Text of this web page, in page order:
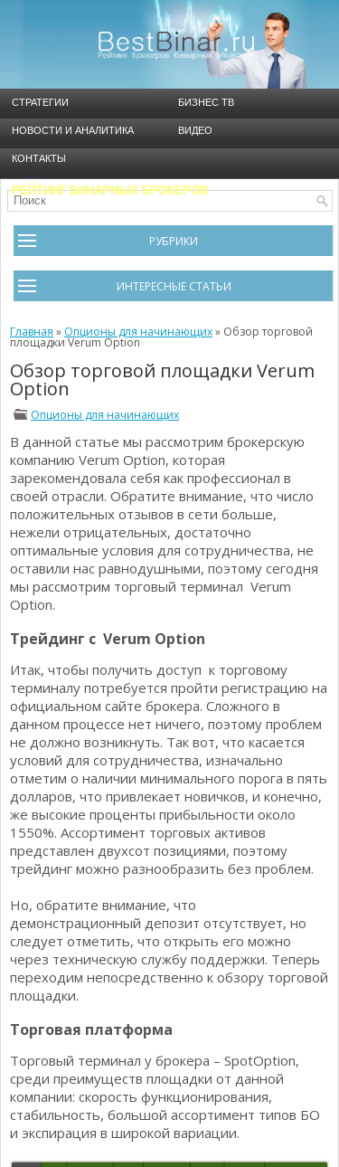
СТРАТЕГИИ БИЗНЕС ТВ
НОВОСТИ И АНАЛИТИКА ВИДЕО
КОНТАКТЫ
РЕЙТИНГ БИНАРНЫХ БРОКЕРОВ
РУБРИКИ
Брокеры
Видео
Инструменты
Новости и Аналитика
Общая информация
Определения
Опционы для начинающих
Стратегии
Торговля Kриптовалютой
ИНТЕРЕСНЫЕ СТАТЬИ
Черный список брокеров
Психологии трейдинга
Отзывы о бинарных опционах
Стратегии бинарных опционов
Добавить брокера в рейтинг
Главная » Опционы для начинающих» Обзор торговой
площадки Verum Option
Обзор торговой площадки Verum
Option
Опционы для начинающих
В данной статье мы рассмотрим брокерскую
компанию Verum Option, которая
зарекомендовала себя как профессионал в
своей отрасли. Обратите внимание, что число
положительных отзывов в сети больше,
нежели отрицательных, достаточно
оптимальные условия для сотрудничества, не
оставили нас равнодушными, поэтому сегодня
мы рассмотрим торговый терминал Verum
Option.
Трейдинг с Verum Option
Итак, чтобы получить доступ к торговому
терминалу потребуется пройти регистрацию на
официальном сайте брокера. Сложного в
данном процессе нет ничего, поэтому проблем
не должно возникнуть. Так вот, что касается
условий для сотрудничества, изначально
отметим о наличии минимального порога в пять
долларов, что привлекает новичков, и конечно,
же высокие проценты прибыльности около
1550%. Ассортимент торговых активов
представлен двухсот позициями, поэтому
трейдинг можно разнообразить без проблем.
Но, обратите внимание, что
демонстрационный депозит отсутствует, но
следует отметить, что открыть его можно
через техническую службу поддержки. Теперь
переходим непосредственно к обзору торговой
площадки.
Торговая платформа
Торговый терминал у брокера – SpotOption,
среди преимуществ площадки от данной
компании: скорость функционирования,
стабильность, большой ассортимент типов БО
и экспирация в широкой вариации.